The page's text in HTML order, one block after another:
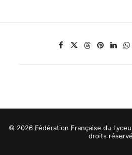
© 2026 Fédération Française du
droits